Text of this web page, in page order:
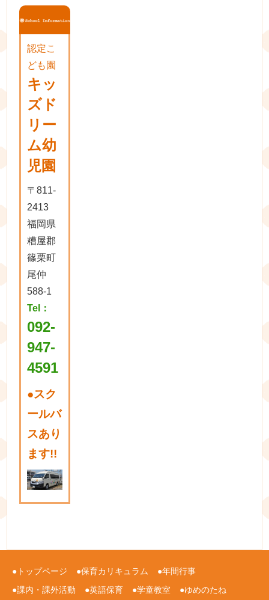
認定こ
ども園
キッ
ズド
リー
ム幼
児園
〒811-
2413
福岡県
糟屋郡
篠栗町
尾仲
588-1
Tel：
092-
947-
4591
●スク
ールバ
スあり
ます!!
トップページ 保育カリキュラム
年間行事
課内・課外活動
英語保育 学童教室 ゆめのたね